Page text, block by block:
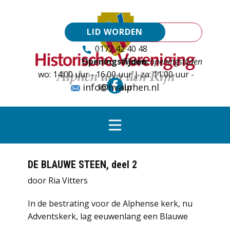
LID WORDEN
0172 42 40 48
Tijdens openingstijden
Openingstijden:
wo: 14.00 uur - 16.00 uur | za: 11.00 uur -
16.00 uur
info@hvalphen.nl
DE BLAUWE STEEN, deel 2
door Ria Vitters
In de bestrating voor de Alphense kerk, nu
Adventskerk, lag eeuwenlang een Blauwe